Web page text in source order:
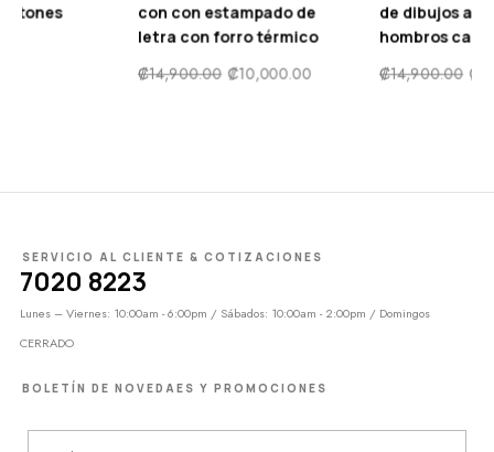
de
de dibujos animados de
hombros caídos
14,900.00 ₡10,000.00
estampado de
y letra con forro
14,900.00 ₡
SERVICIO AL CLIENTE & COTIZACIONES
7020 8223
Lunes – Viernes: 10:00am - 6:00pm / Sábados: 10:00am - 2:00pm / Domingos
CERRADO
BOLETÍN DE NOVEDAES Y PROMOCIONES